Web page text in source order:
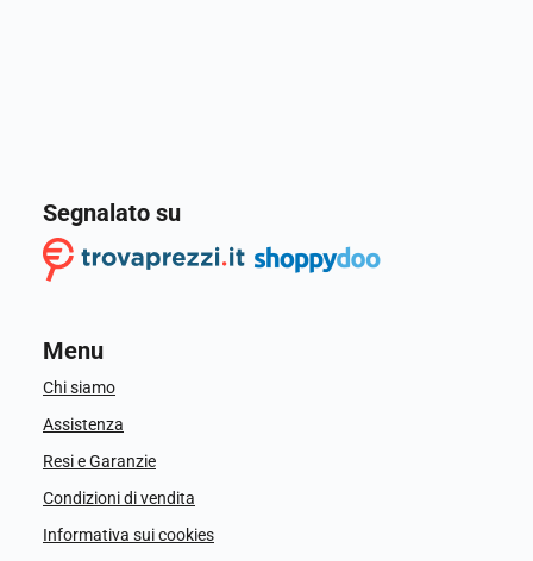
Segnalato su
Menu
Chi siamo
Assistenza
Resi e Garanzie
Condizioni di vendita
Informativa sui cookies